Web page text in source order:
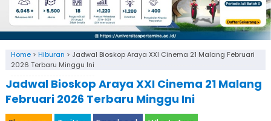
Home> Hiburan > Jadwal Bioskop Araya XXI Cinema 21 Malang Februari
2026 Terbaru Minggu Ini
Jadwal Bioskop Araya XXI Cinema 21 Malang
Februari 2026 Terbaru Minggu Ini